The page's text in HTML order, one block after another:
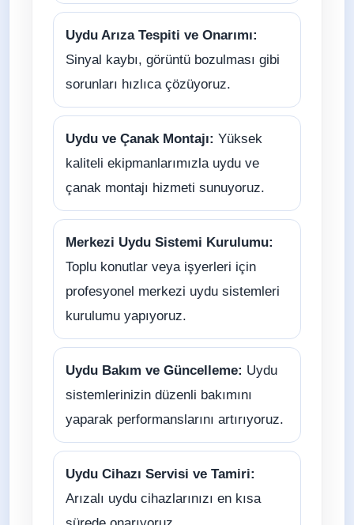
Uydu Arıza Tespiti ve Onarımı:
Sinyal kaybı, görüntü bozulması gibi
sorunları hızlıca çözüyoruz.
Uydu ve Çanak Montajı: Yüksek
kaliteli ekipmanlarımızla uydu ve
çanak montajı hizmeti sunuyoruz.
Merkezi Uydu Sistemi Kurulumu:
Toplu konutlar veya işyerleri için
profesyonel merkezi uydu sistemleri
kurulumu yapıyoruz.
Uydu Bakım ve Güncelleme: Uydu
sistemlerinizin düzenli bakımını
yaparak performanslarını artırıyoruz.
Uydu Cihazı Servisi ve Tamiri:
Arızalı uydu cihazlarınızı en kısa